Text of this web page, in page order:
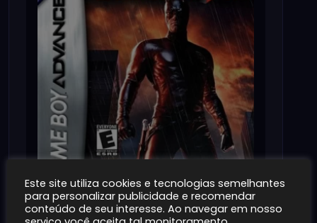
Este site utiliza cookies e tecnologias semelhantes
para personalizar publicidade e recomendar
conteúdo de seu interesse. Ao navegar em nosso